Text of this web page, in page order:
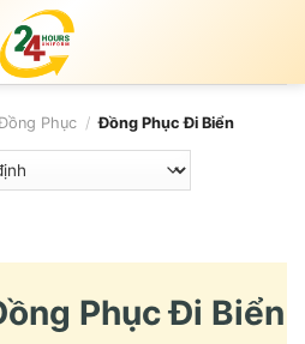
Phục / Đồng Phục Đi Biển
Phục Đi Biển